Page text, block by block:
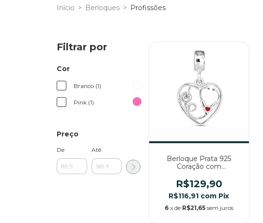
Início > Berloques > Profissões
Filtrar por
Cor
Branco (1)
Pink (1)
Preço
De Até
Berloque Prata 925
Coração com
R$129,90
R$116,91 com Pix
6 x de R$21,65 sem juros